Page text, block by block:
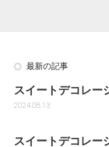
最新の記事
スイートデコレー
2024.08.13
スイートデコレー